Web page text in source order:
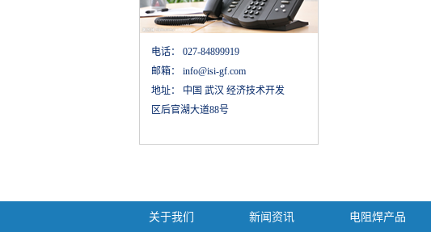
电话： 027-84899919
邮箱： info@isi-gf.com
地址： 中国 武汉 经济技术开发
区后官湖大道88号
关于我们 新闻资讯 电阻焊产品